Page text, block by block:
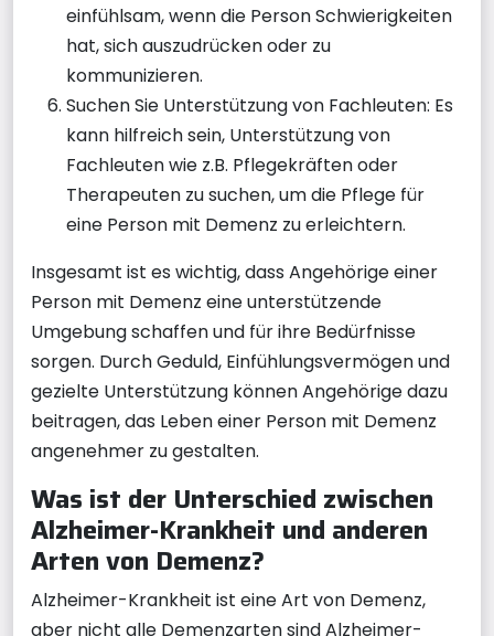
einfühlsam, wenn die Person Schwierigkeiten
hat, sich auszudrücken oder zu
kommunizieren.
Suchen Sie Unterstützung von Fachleuten: Es
kann hilfreich sein, Unterstützung von
Fachleuten wie z.B. Pflegekräften oder
Therapeuten zu suchen, um die Pflege für
eine Person mit Demenz zu erleichtern.
Insgesamt ist es wichtig, dass Angehörige einer
Person mit Demenz eine unterstützende
Umgebung schaffen und für ihre Bedürfnisse
sorgen. Durch Geduld, Einfühlungsvermögen und
gezielte Unterstützung können Angehörige dazu
beitragen, das Leben einer Person mit Demenz
angenehmer zu gestalten.
Was ist der Unterschied zwischen
Alzheimer-Krankheit und anderen
Arten von Demenz?
Alzheimer-Krankheit ist eine Art von Demenz,
aber nicht alle Demenzarten sind Alzheimer-